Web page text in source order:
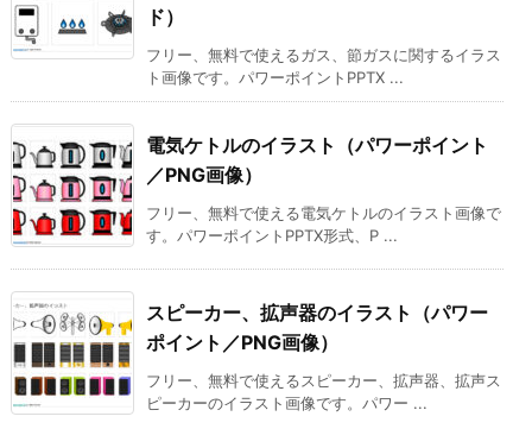
ド）
フリー、無料で使えるガス、節ガスに関するイラス
ト画像です。パワーポイントPPTX ...
電気ケトルのイラスト（パワーポイント
／PNG画像）
フリー、無料で使える電気ケトルのイラスト画像で
す。パワーポイントPPTX形式、P ...
スピーカー、拡声器のイラスト（パワー
ポイント／PNG画像）
フリー、無料で使えるスピーカー、拡声器、拡声ス
ピーカーのイラスト画像です。パワー ...